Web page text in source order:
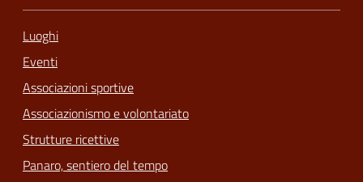
Luoghi
Eventi
Associazioni sportive
Associazionismo e volontariato
Strutture ricettive
Panaro, sentiero del tempo